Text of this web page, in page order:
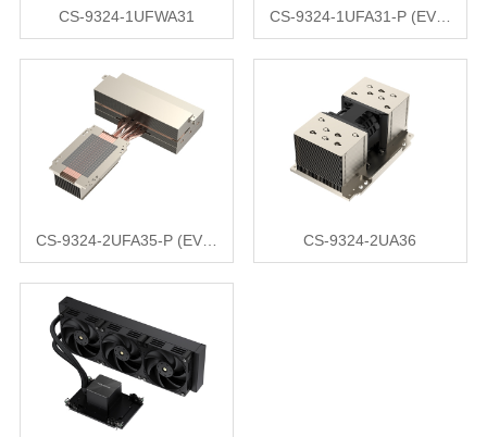
CS-9324-1UFWA31 CS-9324-1UFA31-P (EV…
CS-9324-2UFA35-P (EV… CS-9324-2UA36